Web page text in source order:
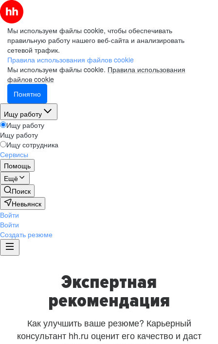
Мы используем файлы cookie, чтобы обеспечивать
правильную работу нашего веб-сайта и анализировать
сетевой трафик.
Правила использования файлов cookie
Мы используем файлы cookie. Правила использования
файлов cookie
Понятно
Ищу работу
Ищу работу
Ищу работу
Ищу сотрудника
Сервисы
Помощь
Ещё
Поиск
Невьянск
Войти
Войти
Создать резюме
Экспертная
рекомендация
Как улучшить ваше резюме? Карьерный
консультант hh.ru оценит его качество и даст